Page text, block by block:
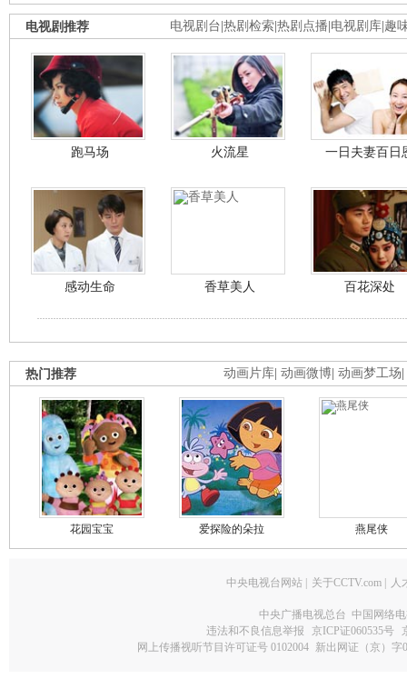
电视剧台 热剧检索 热剧点播 电视剧库 趣
电视剧推荐
跑马场 火流星 一日夫妻百日
感动生命 香草美人 百花深处
动画片库 动画微博 动画梦工场
热门推荐
花园宝宝 爱探险的朵拉 燕尾侠
中央电视台网站 关于CCTV.com 人
中央广播电视总台 中国网络
违法和不良信息举报
京ICP证060535号
网上传播视听节目许可证号 0102004 新出网证（京）